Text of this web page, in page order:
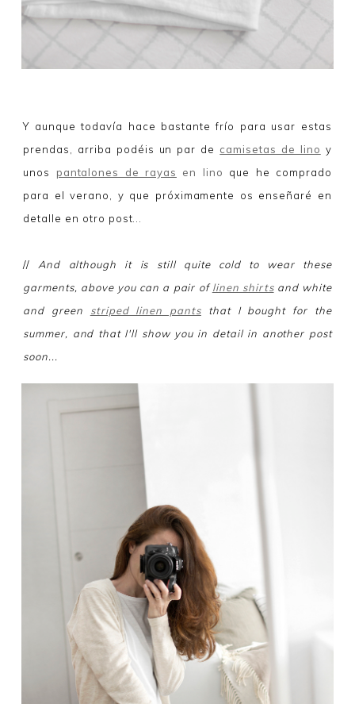
Y aunque todavía hace bastante frío para usar estas
prendas, arriba podéis un par de camisetas de lino y
unos pantalones de rayas en lino
que he comprado
para el verano, y que próximamente os enseñaré en
detalle en otro post...
// And although it is still quite cold to wear these
garments, above you can a pair oflinen shirtsand white
and green striped linen pantsthat I bought for the
summer, and that I'll show you in detail in another post
soon...